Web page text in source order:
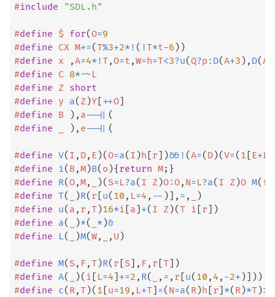
#include "SDL.h"
#define $ for(O=9
#define CX M+=(T%3+2*! ( !T*t-6 ) )
#define x ,A=4*!T,O=t ,W=h=T<3?u(Q?p : D(A+3 ) , D(A
#define C 8*-~ L
#define Z short
#define y a( Z )Y [++O]
#define B ) , a--|| (
#define ) , e--|| (
#define V( I , D, E )(O=a( I )h [r] )&& ! (A=( D)(V=( 1 [ E+L
#define i( B ,M)B( o ){return M; }
#define R(O,M, )( S=L?a( I Z )O:O, N=L?a( I Z )O M( f
#define T( )R( r [u( 10 , L=4 , -- )] , = ,
)
#define u( a , r ,T)16*i [a] +( I Z )(T i [r] )
#define a( )*( *)&
#define L( )M(W, , U )
#define M( S , F,T)R( r [S] , F, r [T] )
#define A( )( i [ L=4] +=2 , R( , = , r [u( 10 , 4 , -2+ )] ) )
#define c( R,T)( 1 [u=19 , L+T] =( N=a( R)h [r] *( R)*T)>>